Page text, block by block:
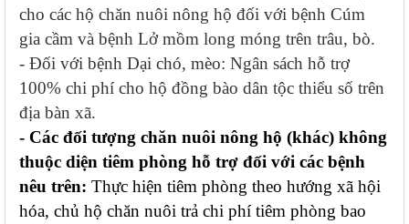
cho các hộ chăn nuôi nông hộ đối với bệnh Cúm
gia cầm và bệnh Lở mồm long móng trên trâu, bò.
- Đối với bệnh Dại chó, mèo: Ngân sách hỗ trợ
100% chi phí cho hộ đồng bào dân tộc thiểu số trên
địa bàn xã.
- Các đối tượng chăn nuôi nông hộ (khác) không
thuộc diện tiêm phòng hỗ trợ đối với các bệnh
nêu trên: Thực hiện tiêm phòng theo hướng xã hội
hóa, chủ hộ chăn nuôi trả chi phí tiêm phòng bao